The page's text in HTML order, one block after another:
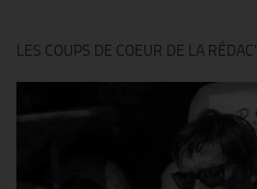
LES COUPS DE COEUR DE LA RÉDAC’